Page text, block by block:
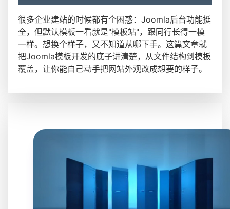
很多企业建站的时候都有个困惑：Joomla后台功能挺
全，但默认模板一看就是"模板站"，跟同行长得一模
一样。想换个样子，又不知道从哪下手。这篇文章就
把Joomla模板开发的底子讲清楚，从文件结构到模板
覆盖，让你能自己动手把网站外观改成想要的样子。